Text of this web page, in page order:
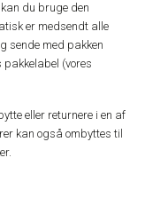
du bruge den
er medsendt alle
sende med pakken
pakkelabel (vores
eller returnere i en af
kan også ombyttes til